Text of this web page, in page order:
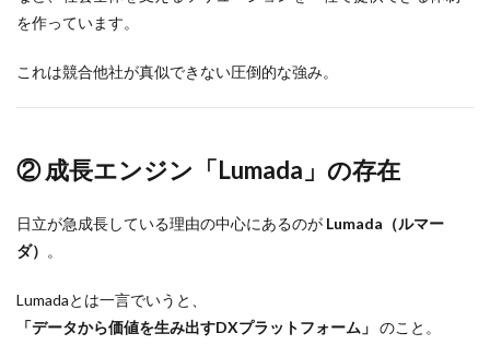
を作っています。
これは競合他社が真似できない圧倒的な強み。
② 成長エンジン「Lumada」の存在
日立が急成長している理由の中心にあるのが Lumada（ルマー
ダ） 。
Lumadaとは一言でいうと、
「データから価値を生み出すDXプラットフォーム」 のこと。